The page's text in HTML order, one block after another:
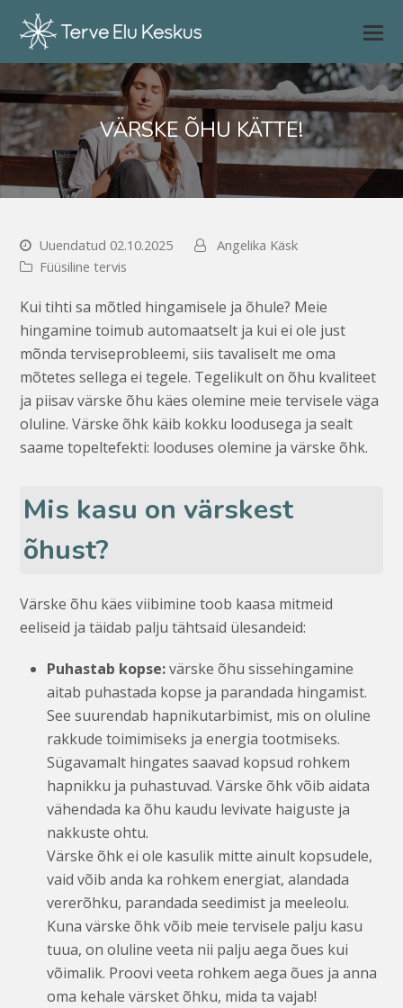
VÄRSKE ÕHU KÄTTE!
Uuendatud 02.10.2025
Angelika Käsk
Füüsiline tervis
Kui tihti sa mõtled hingamisele ja õhule? Meie
hingamine toimub automaatselt ja kui ei ole just
mõnda terviseprobleemi, siis tavaliselt me oma
mõtetes sellega ei tegele. Tegelikult on õhu kvaliteet
ja piisav värske õhu käes olemine meie tervisele väga
oluline. Värske õhk käib kokku loodusega ja sealt
saame topeltefekti: looduses olemine ja värske õhk.
Mis kasu on värskest
õhust?
Värske õhu käes viibimine toob kaasa mitmeid
eeliseid ja täidab palju tähtsaid ülesandeid:
Puhastab kopse:värske õhu sissehingamine
aitab puhastada kopse ja parandada hingamist.
See suurendab hapnikutarbimist, mis on oluline
rakkude toimimiseks ja energia tootmiseks.
Sügavamalt hingates saavad kopsud rohkem
hapnikku ja puhastuvad. Värske õhk võib aidata
vähendada ka õhu kaudu levivate haiguste ja
nakkuste ohtu.
Värske õhk ei ole kasulik mitte ainult kopsudele,
vaid võib anda ka rohkem energiat, alandada
vererõhku, parandada seedimist ja meeleolu.
Kuna värske õhk võib meie tervisele palju kasu
tuua, on oluline veeta nii palju aega õues kui
võimalik. Proovi veeta rohkem aega õues ja anna
oma kehale värsket õhku, mida ta vajab!